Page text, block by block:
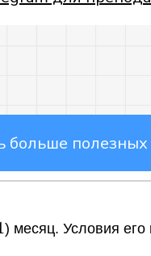
основной
полезных
) месяц. Условия его